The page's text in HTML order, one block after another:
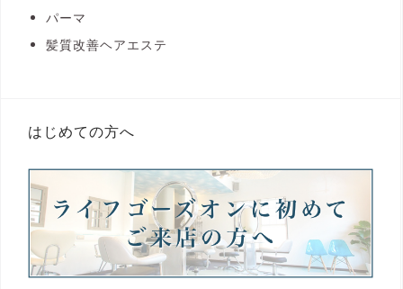
パーマ
髪質改善ヘアエステ
はじめての方へ